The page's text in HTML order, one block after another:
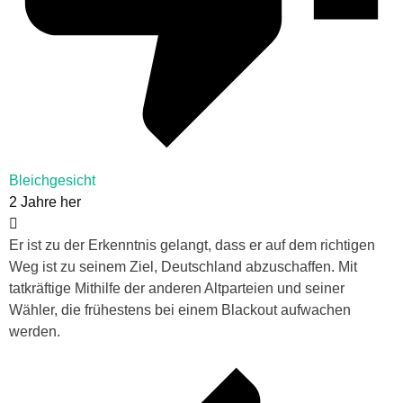
Bleichgesicht
2 Jahre her
Er ist zu der Erkenntnis gelangt, dass er auf dem richtigen
Weg ist zu seinem Ziel, Deutschland abzuschaffen. Mit
tatkräftige Mithilfe der anderen Altparteien und seiner
Wähler, die frühestens bei einem Blackout aufwachen
werden.